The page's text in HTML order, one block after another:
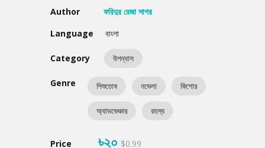
Author
ফরিদুর রেজা সাগর
Language
বাংলা
Category উপন্যাস
Genre শিশুতোষ নভেলা কিশোর
অ্যাডভেঞ্চার রহস্য
Price ৳২০ $0.99